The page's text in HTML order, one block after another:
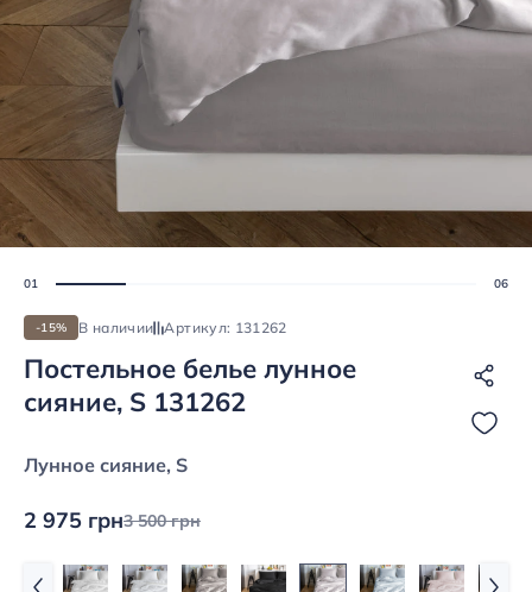
-15% В наличии Артикул: 131262
Постельное белье лунное
сияние, S 131262
Лунное сияние, S
2 975 грн3 500 грн